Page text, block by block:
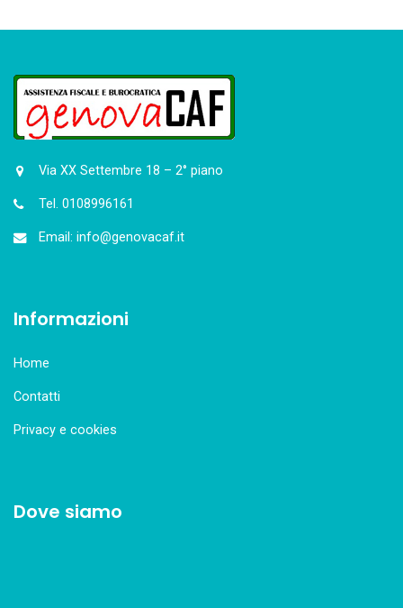
Via XX Settembre 18 – 2° piano
Tel. 0108996161
Email: info@genovacaf.it
Informazioni
Home
Contatti
Privacy e cookies
Dove siamo